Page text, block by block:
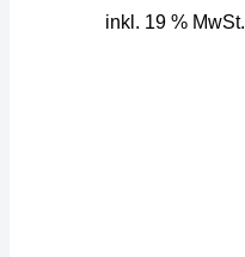
inkl. 19 % MwSt.